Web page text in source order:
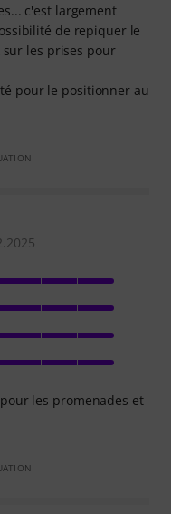
c'est largement
de repiquer le
sur les prises pour
pour le positionner au
les promenades et